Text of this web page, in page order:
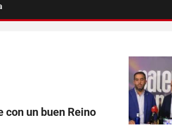
con un buen Reino